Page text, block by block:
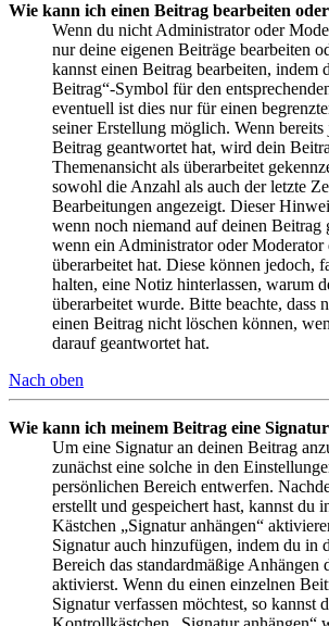
Wie kann ich einen Beitrag bearbeiten
Wenn du nicht Administrator oder
nur deine eigenen Beiträge bearbeiten
kannst einen Beitrag bearbeiten, indem
Beitrag“-Symbol für den
eventuell ist dies nur für einen
seiner Erstellung möglich. Wenn bereits
Beitrag geantwortet hat, wird dein
Themenansicht als überarbeitet
sowohl die Anzahl als auch der letzte
Bearbeitungen angezeigt. Dieser
wenn noch niemand auf deinen Beitrag
wenn ein Administrator oder Moderator
überarbeitet hat. Diese können jedoch,
halten, eine Notiz hinterlassen, warum
überarbeitet wurde. Bitte beachte, dass
einen Beitrag nicht löschen können,
darauf geantwortet hat.
Nach oben
Wie kann ich meinem Beitrag eine
Um eine Signatur an deinen Beitrag
zunächst eine solche in den
persönlichen Bereich entwerfen.
erstellt und gespeichert hast, kannst du
Kästchen „Signatur anhängen“
Signatur auch hinzufügen, indem du in
Bereich das standardmäßige Anhängen
aktivierst. Wenn du einen einzelnen
Signatur verfassen möchtest, so kannst